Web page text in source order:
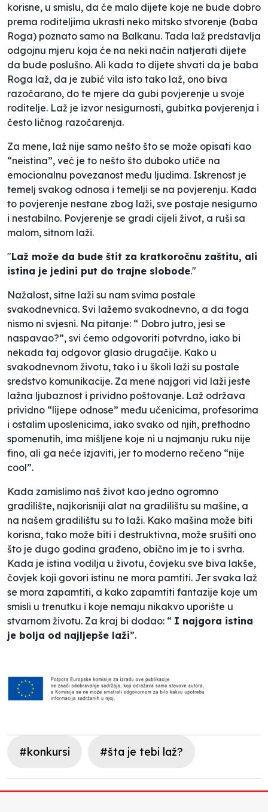
korisne, u smislu, da će malo dijete koje ne bude dobro
prema roditeljima ukrasti neko mitsko stvorenje (baba
Roga) poznato samo na Balkanu. Tada laž predstavlja
odgojnu mjeru koja će na neki način natjerati dijete
da bude poslušno. Ali kada to dijete shvati da je baba
Roga laž, da je zubić vila isto tako laž, ono biva
razočarano, do te mjere da gubi povjerenje u svoje
roditelje. Laž je izvor nesigurnosti, gubitka povjerenja i
često ličnog razočarenja.
Za mene, laž nije samo nešto što se može opisati kao
“neistina”, već je to nešto što duboko utiče na
emocionalnu povezanost među ljudima. Iskrenost je
temelj svakog odnosa i temelji se na povjerenju. Kada
to povjerenje nestane zbog laži, sve postaje nesigurno
i nestabilno. Povjerenje se gradi cijeli život, a ruši sa
malom, sitnom laži.
"Laž može da bude štit za kratkoročnu zaštitu, ali
istina je jedini put do trajne slobode."
Nažalost, sitne laži su nam svima postale
svakodnevnica. Svi lažemo svakodnevno, a da toga
nismo ni svjesni. Na pitanje: “ Dobro jutro, jesi se
naspavao?”, svi ćemo odgovoriti potvrdno, iako bi
nekada taj odgovor glasio drugačije. Kako u
svakodnevnom životu, tako i u školi laži su postale
sredstvo komunikacije. Za mene najgori vid laži jeste
lažna ljubaznost i prividno poštovanje. Laž održava
prividno “lijepe odnose” među učenicima, profesorima
i ostalim uposlenicima, iako svako od njih, prethodno
spomenutih, ima mišljene koje ni u najmanju ruku nije
fino, ali ga neće izjaviti, jer to moderno rečeno “nije
cool”.
Kada zamislimo naš život kao jedno ogromno
gradilište, najkorisniji alat na gradilištu su mašine, a
na našem gradilištu su to laži. Kako mašina može biti
korisna, tako može biti i destruktivna, može srušiti ono
što je dugo godina građeno, obično im je to i svrha.
Kada je istina vodilja u životu, čovjeku sve biva lakše,
čovjek koji govori istinu ne mora pamtiti. Jer svaka laž
se mora zapamtiti, a kako zapamtiti fantazije koje um
smisli u trenutku i koje nemaju nikakvo uporište u
stvarnom životu. Za kraj bi dodao: “ I najgora istina
je bolja od najljepše laži”.
#konkursi #šta je tebi laž?